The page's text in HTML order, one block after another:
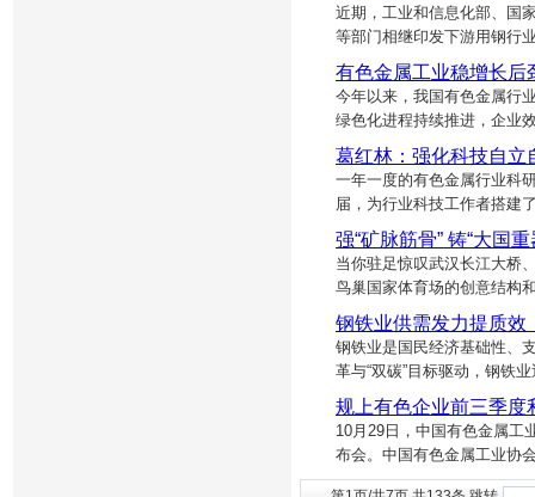
近期，工业和信息化部、国
等部门相继印发下游用钢行
有色金属工业稳增长后
今年以来，我国有色金属行
绿色化进程持续推进，企业
葛红林：强化科技自立
一年一度的有色金属行业科
届，为行业科技工作者搭建
强“矿脉筋骨” 铸“大国
当你驻足惊叹武汉长江大桥
鸟巢国家体育场的创意结构
钢铁业供需发力提质效
钢铁业是国民经济基础性、
革与“双碳”目标驱动，钢铁
规上有色企业前三季度
10月29日，中国有色金属工
布会。中国有色金属工业协